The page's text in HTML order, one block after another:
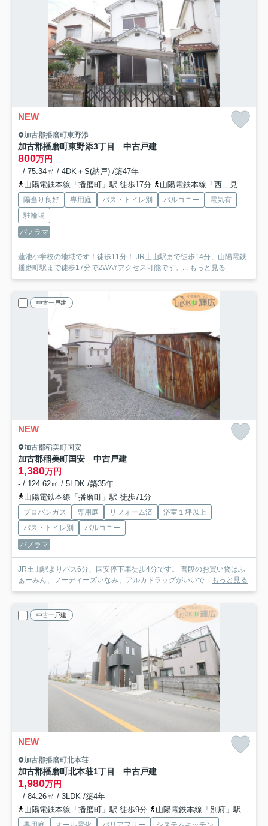
NEW
加古郡播磨町東野添
加古郡播磨町東野添3丁目 中古戸建
800万円
- / 75.34㎡ / 4DK＋S(納戸) /築47年
山陽電鉄本線「播磨町」駅 徒歩17分
山陽電鉄本線「西二見」駅 徒歩19分
陽当り良好 専用庭 バス・トイレ別 バルコニー
電気有
駐輪場
パノラマ
蓮池小学校の地域です！徒歩11分！ JR土山駅まで徒歩14分、山陽電鉄
播磨町駅まで徒歩17分で2WAYアクセス可能です。...
もっと見る
中古一戸建
NEW
加古郡稲美町国安
加古郡稲美町国安 中古戸建
1,380万円
- / 124.62㎡ / 5LDK /築35年
山陽電鉄本線「播磨町」駅 徒歩71分
プロパンガス 専用庭 リフォーム済
浴室１坪以上
バス・トイレ別
バルコニー
パノラマ
JR土山駅よりバス6分、国安停下車徒歩4分です。 普段のお買い物はふ
ぁーみん、フーディーズいなみ、アルカドラッグがいいで...
もっと見る
中古一戸建
NEW
加古郡播磨町北本荘
加古郡播磨町北本荘1丁目 中古戸建
1,980万円
- / 84.26㎡ / 3LDK /築4年
山陽電鉄本線「播磨町」駅 徒歩9分
山陽電鉄本線「別府」駅 徒歩22分